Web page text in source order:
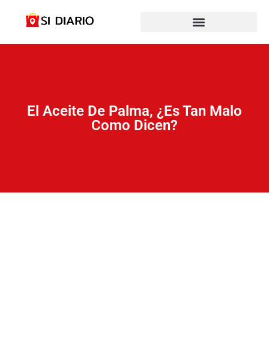
El Aceite De Palma, ¿es Tan Malo
Como Dicen?